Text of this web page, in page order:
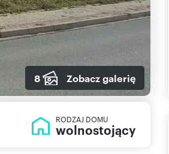
8 Zobacz galerię
RODZAJ DOMU
wolnostojący